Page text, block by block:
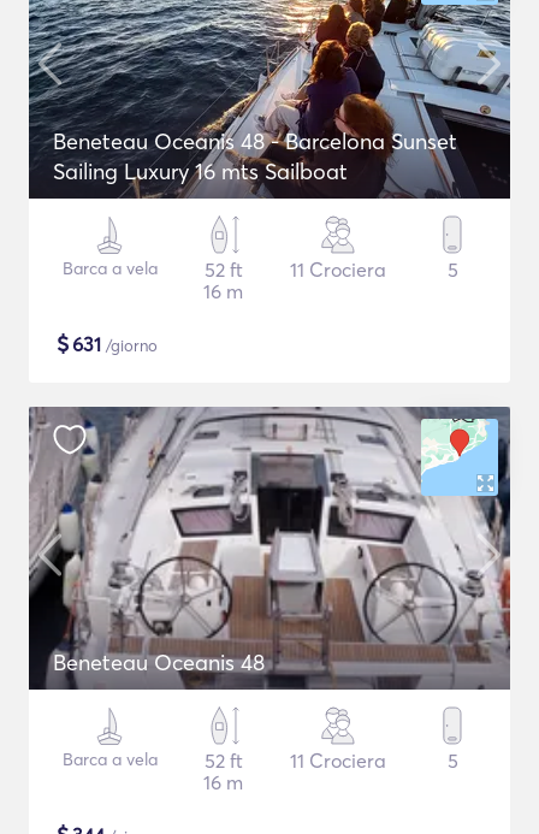
Beneteau Oceanis 48 - Barcelona Sunset
Sailing Luxury 16 mts Sailboat
Barca a vela
52 ft
16 m
11 Crociera 5
$631 /giorno
Beneteau Oceanis 48
Barca a vela
52 ft
16 m
11 Crociera 5